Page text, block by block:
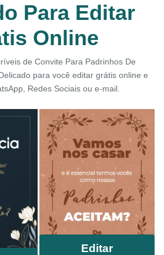
Para Editar
Online
de Convite Para Padrinhos De
para você editar grátis online e
Redes Sociais ou e-mail.
Editar